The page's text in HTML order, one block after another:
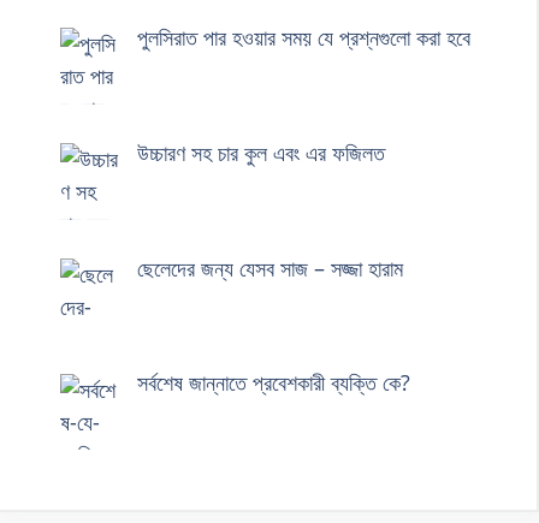
পুলসিরাত পার হওয়ার সময় যে প্রশ্নগুলো করা হবে
উচ্চারণ সহ চার কুল এবং এর ফজিলত
ছেলেদের জন্য যেসব সাজ – সজ্জা হারাম
সর্বশেষ জান্নাতে প্রবেশকারী ব্যক্তি কে?